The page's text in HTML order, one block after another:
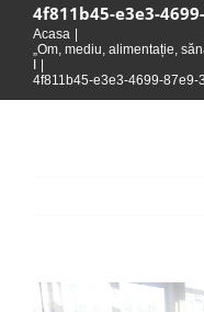
Despre bibliotecă
Pagina cititorului
4f811b45-e3e3-
Acasa
„Om, mediu, alimentație,
4f811b45-e3e3-4699-87e9-